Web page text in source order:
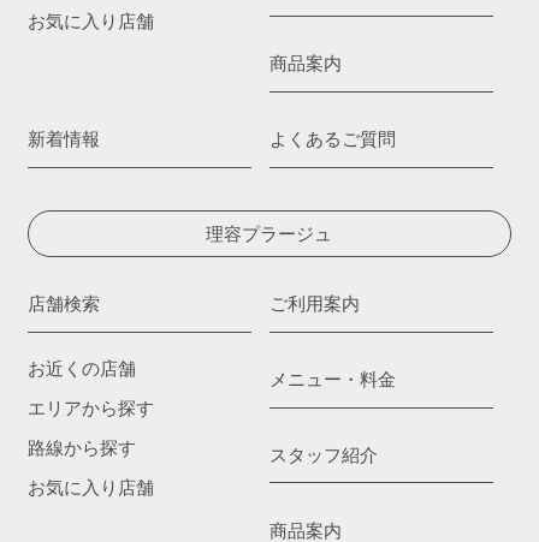
お気に入り店舗
商品案内
新着情報 よくあるご質問
理容プラージュ
店舗検索
お近くの店舗
エリアから探す
路線から探す
お気に入り店舗
ご利用案内
メニュー・料金
スタッフ紹介
商品案内